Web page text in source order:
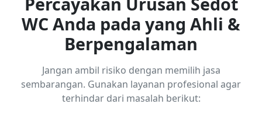
WC Anda pada yang Ahli &
Berpengalaman
Jangan ambil risiko dengan memilih jasa
sembarangan. Gunakan layanan profesional agar
terhindar dari masalah berikut: